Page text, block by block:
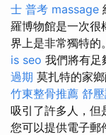
士 普考 massage
羅博物館是一次很
界上是非常獨特的
is seo 我們將有足
過期 莫扎特的家
竹東整骨推薦 舒
吸引了許多人，但
您可以提供電子郵